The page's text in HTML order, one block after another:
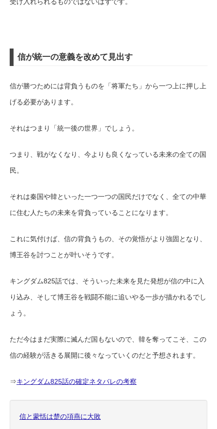
信が統一の意義を改めて見出す
信が勝つためには背負うものを「将軍たち」から一つ上に押し上
げる必要があります。
それはつまり「統一後の世界」でしょう。
つまり、戦がなくなり、今よりも良くなっている未来の全ての国
民。
それは秦国や韓といった一つ一つの国民だけでなく、全ての中華
に住む人たちの未来を背負っていることになります。
これに気付けば、信の背負うもの、その覚悟がより強固となり、
博王谷を討つことが叶いそうです。
キングダム825話では、そういった未来を見た発想が信の中に入
り込み、そして博王谷を戦闘不能に追いやる一歩が描かれるでし
ょう。
ただ今はまだ実際に滅んだ国もないので、韓を奪ってこそ、この
信の経験が活きる展開に後々なっていくのだと予想されます。
⇒キングダム825話の確定ネタバレの考察
信と蒙恬は楚の項燕に大敗